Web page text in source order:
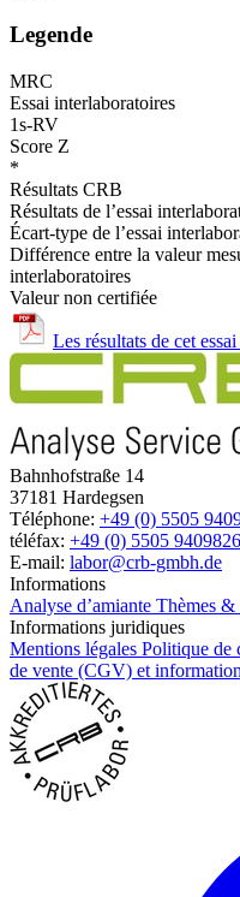
Legende
MRC
Essai interlaboratoires
1s-RV
Score Z
*
Résultats CRB
Résultats de l’essai
Écart-type de l’essai
Différence entre la valeur
interlaboratoires
Valeur non certifiée
Les résultats de cet
Bahnhofstraße 14
37181 Hardegsen
Téléphone: +49 (0) 5505
téléfax: +49 (0) 5505
E-mail: labor@crb-gmbh.de
Informations
Analyse d’amiante Thèmes &
Informations juridiques
Mentions légales Politique de
de vente (CGV) et